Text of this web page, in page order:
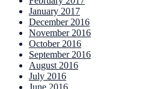
January 2017
December 2016
November 2016
October 2016
September 2016
August 2016
July 2016